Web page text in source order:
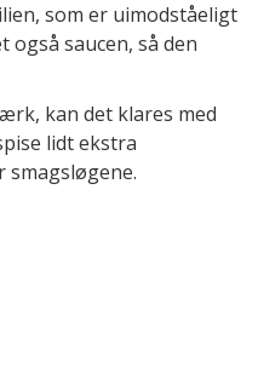
som er uimodståeligt
saucen, så den
kan det klares med
lidt ekstra
smagsløgene.